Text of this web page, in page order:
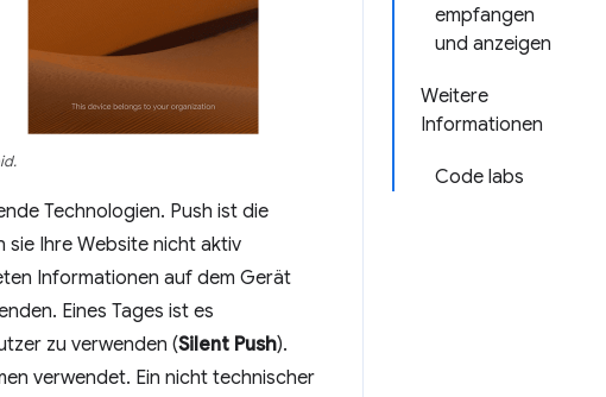
empfangen
und anzeigen
Weitere
Informationen
Code labs
Technologien. Push ist die
sie Ihre Website nicht aktiv
Informationen auf dem Gerät
Eines Tages ist es
zu verwenden (Silent Push).
verwendet. Ein nicht technischer